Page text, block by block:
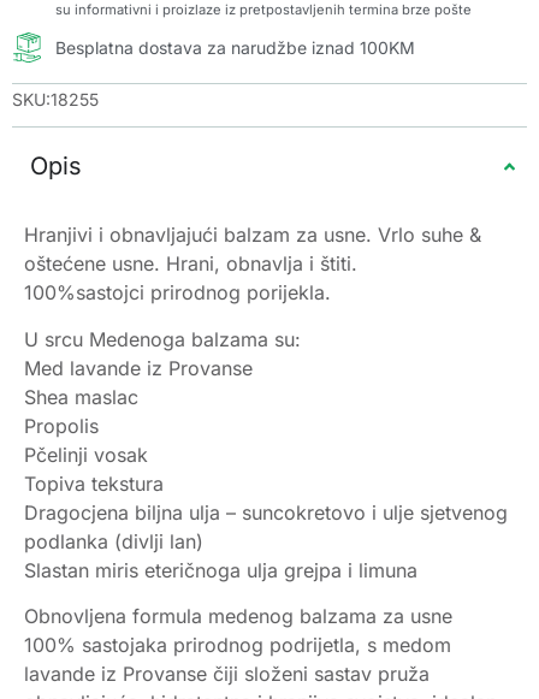
su informativni i proizlaze iz pretpostavljenih termina brze pošte
Besplatna dostava za narudžbe iznad 100KM
SKU:18255
Opis
Hranjivi i obnavljajući balzam za usne. Vrlo suhe &
oštećene usne. Hrani, obnavlja i štiti.
100%sastojci prirodnog porijekla.
U srcu Medenoga balzama su:
Med lavande iz Provanse
Shea maslac
Propolis
Pčelinji vosak
Topiva tekstura
Dragocjena biljna ulja – suncokretovo i ulje sjetvenog
podlanka (divlji lan)
Slastan miris eteričnoga ulja grejpa i limuna
Obnovljena formula medenog balzama za usne
100% sastojaka prirodnog podrijetla, s medom
lavande iz Provanse čiji složeni sastav pruža